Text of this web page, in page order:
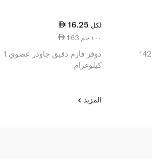
بوبس ريد ميل رقائق الخميرة 142
16.25 لكل
1.63 ١٠٠ جم
دوفز فارم دقيق جاودر عضوي 1
كيلوغرام
المزيد